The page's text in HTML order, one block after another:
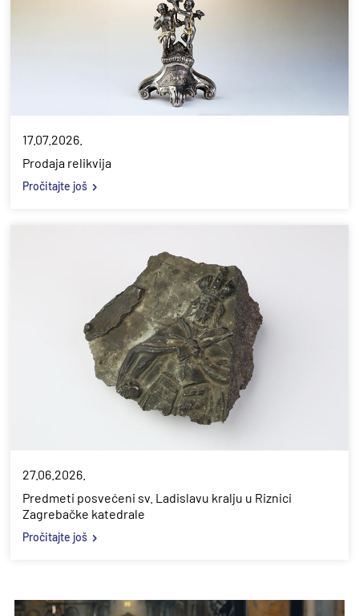
17.07.2026.
Prodaja relikvija
Pročitajte još
27.06.2026.
Predmeti posvećeni sv. Ladislavu kralju u Riznici
Zagrebačke katedrale
Pročitajte još